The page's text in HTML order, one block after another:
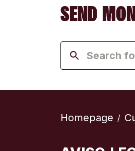
SEND
Homepage /